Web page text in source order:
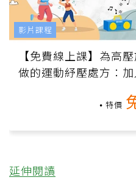
【免費線上課】為高
做的運動紓壓處方：加
特價
影片課程
延伸閱讀